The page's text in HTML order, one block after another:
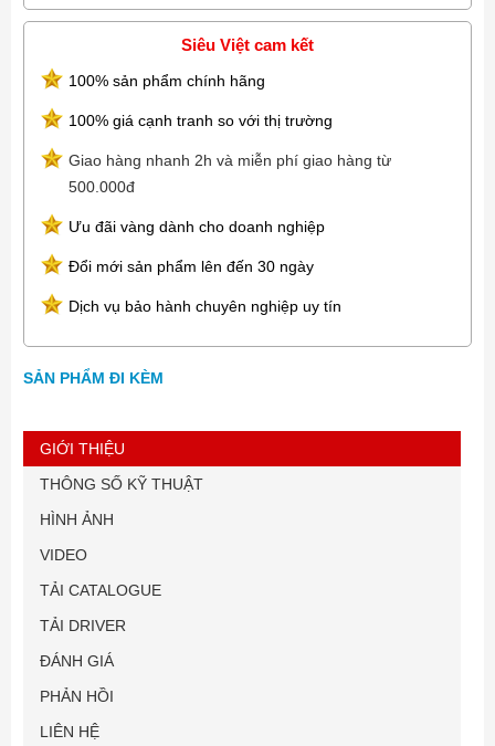
Siêu Việt cam kết
100% sản phẩm chính hãng
100% giá cạnh tranh so với thị trường
Giao hàng nhanh 2h và miễn phí giao hàng từ
500.000đ
Ưu đãi vàng dành cho doanh nghiệp
Đổi mới sản phẩm lên đến 30 ngày
Dịch vụ bảo hành chuyên nghiệp uy tín
SẢN PHẨM ĐI KÈM
GIỚI THIỆU
THÔNG SỐ KỸ THUẬT
HÌNH ẢNH
VIDEO
TẢI CATALOGUE
TẢI DRIVER
ĐÁNH GIÁ
PHẢN HỒI
LIÊN HỆ